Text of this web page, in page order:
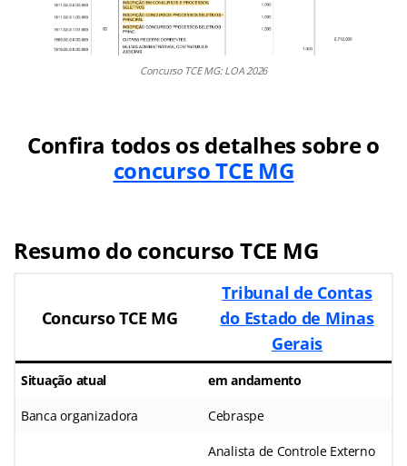
Concurso TCE MG: LOA 2026
Confira todos os detalhes sobre o
concurso TCE MG
Resumo do concurso TCE MG
Concurso TCE MG
Tribunal de Contas
do Estado de Minas
Gerais
Situação atual em andamento
Banca organizadora Cebraspe
Analista de Controle Externo